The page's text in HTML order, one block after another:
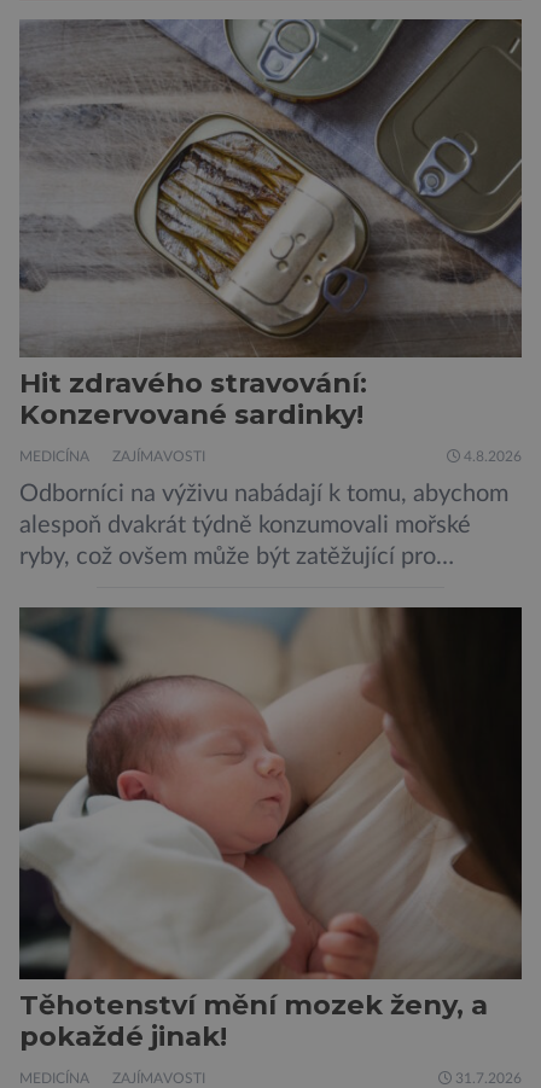
Hit zdravého stravování:
Konzervované sardinky!
MEDICÍNA ZAJÍMAVOSTI 4.8.2026
Odborníci na výživu nabádají k tomu, abychom
alespoň dvakrát týdně konzumovali mořské
ryby, což ovšem může být zatěžující pro
doporučení se nyní staly konzervované
sardinky, které si může dovolit opravdu každý
„Místo toho, aby poskytovaly izolované
mononutrienty, jsou rybí konzervy kompletní
potravinou,“ říká nutriční specialista Colin
Robertson a zdůrazňuje […]
Těhotenství mění mozek ženy, a
pokaždé jinak!
MEDICÍNA ZAJÍMAVOSTI 31.7.2026